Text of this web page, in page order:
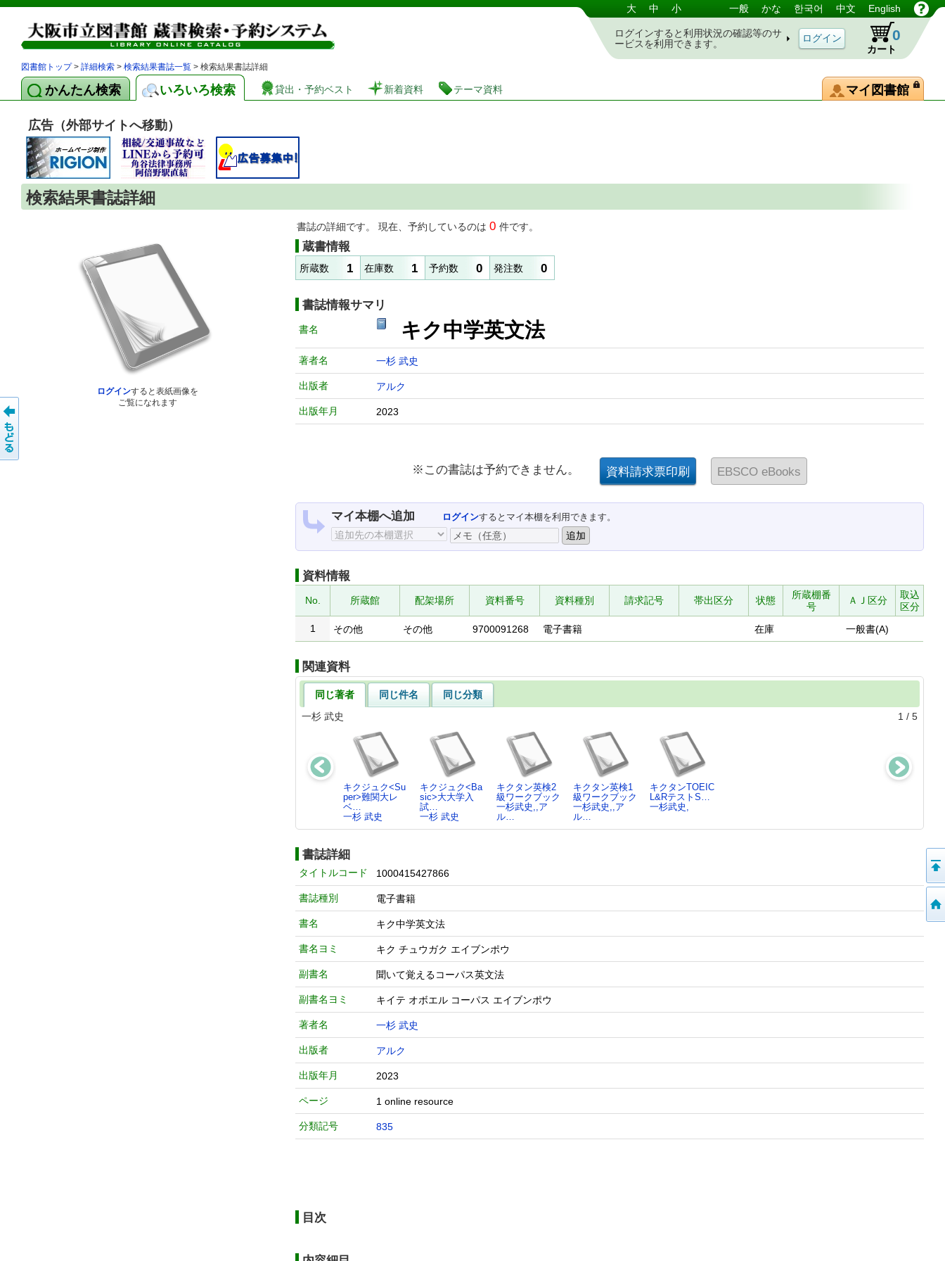
図書館 蔵書検索・予約システム 大 中 小 一般 かな 한국어 中文 English
ログインすると利用状況の確認等のサ
ービスを利用できます。
カート
0
図書館トップ> 詳細検索 > 検索結果書誌一覧 > 検索結果書誌詳細
かんたん検索 いろいろ検索 貸出・予約ベスト 新着資料 テーマ資料 マイ図書館
広告（外部サイトへ移動）
検索結果書誌詳細
ログインすると表紙画像を
ご覧になれます
書誌の詳細です。 現在、予約しているのは 0 件です。
蔵書情報
所蔵数 1 在庫数 1 予約数 0 発注数 0
書誌情報サマリ
書名 キク中学英文法
著者名 一杉 武史
出版者 アルク
出版年月 2023
※この書誌は予約できません。
マイ本棚へ追加 ログインするとマイ本棚を利用できます。
資料情報
No. 所蔵館 配架場所 資料番号 資料種別 請求記号 帯出区分 状態
所蔵棚番
号
ＡＪ区分
取込
区分
1
その他 その他 9700091268 電子書籍 在庫 一般書(A)
関連資料
同じ著者 同じ件名
同じ分類
一杉 武史
1 / 5
キクジュク<Su
per>難関大レ
ベ…
一杉 武史
キクジュク<Ba
sic>大大学入
試…
一杉 武史
キクタン英検2
級ワークブック
一杉武史,,ア
ル…
キクタン英検1
級ワークブック
一杉武史,,ア
ル…
キクタンTOEIC
L&RテストS…
一杉武史,
書誌詳細
タイトルコード 1000415427866
書誌種別 電子書籍
書名 キク中学英文法
書名ヨミ キク チュウガク エイブンポウ
副書名 聞いて覚えるコーパス英文法
副書名ヨミ キイテ オボエル コーパス エイブンポウ
著者名 一杉 武史
出版者 アルク
出版年月 2023
ページ 1 online resource
分類記号 835
目次